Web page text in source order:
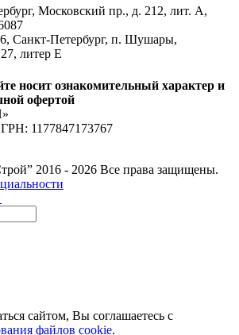
Московский пр., д. 212, лит. А,
Санкт-Петербург, п. Шушары,
литер E
носит ознакомительный характер и
офертой
1177847173767
2016 - 2026 Все права защищены.
сайтом, Вы соглашаетесь с
файлов cookie.